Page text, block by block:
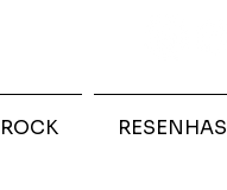
RESENHAS